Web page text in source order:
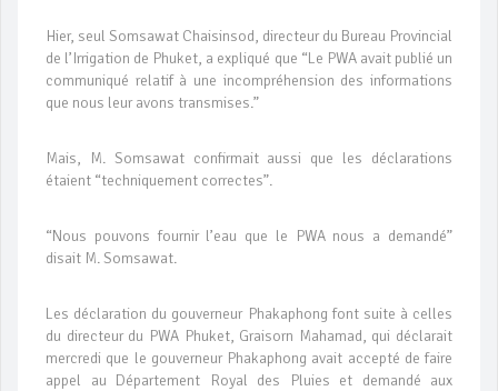
Hier, seul Somsawat Chaisinsod, directeur du Bureau Provincial
de l’Irrigation de Phuket, a expliqué que “Le PWA avait publié un
communiqué relatif à une incompréhension des informations
que nous leur avons transmises.”
Mais, M. Somsawat confirmait aussi que les déclarations
étaient “techniquement correctes”.
“Nous pouvons fournir l’eau que le PWA nous a demandé”
disait M. Somsawat.
Les déclaration du gouverneur Phakaphong font suite à celles
du directeur du PWA Phuket, Graisorn Mahamad, qui déclarait
mercredi que le gouverneur Phakaphong avait accepté de faire
appel au Département Royal des Pluies et demandé aux